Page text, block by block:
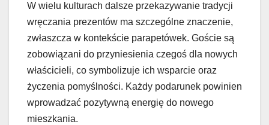
W wielu kulturach dalsze przekazywanie tradycji
wręczania prezentów ma szczególne znaczenie,
zwłaszcza w kontekście parapetówek. Goście są
zobowiązani do przyniesienia czegoś dla nowych
właścicieli, co symbolizuje ich wsparcie oraz
życzenia pomyślności. Każdy podarunek powinien
wprowadzać pozytywną energię do nowego
mieszkania.